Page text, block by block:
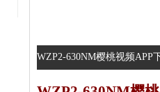
WZP2-630NM樱桃视频APP